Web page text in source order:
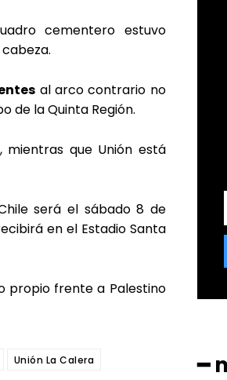
cementero estuvo
al arco contrario no
de la Quinta Región.
mientras que Unión está
será el sábado 8 de
en el Estadio Santa
propio frente a Palestino
Unión La Calera ━